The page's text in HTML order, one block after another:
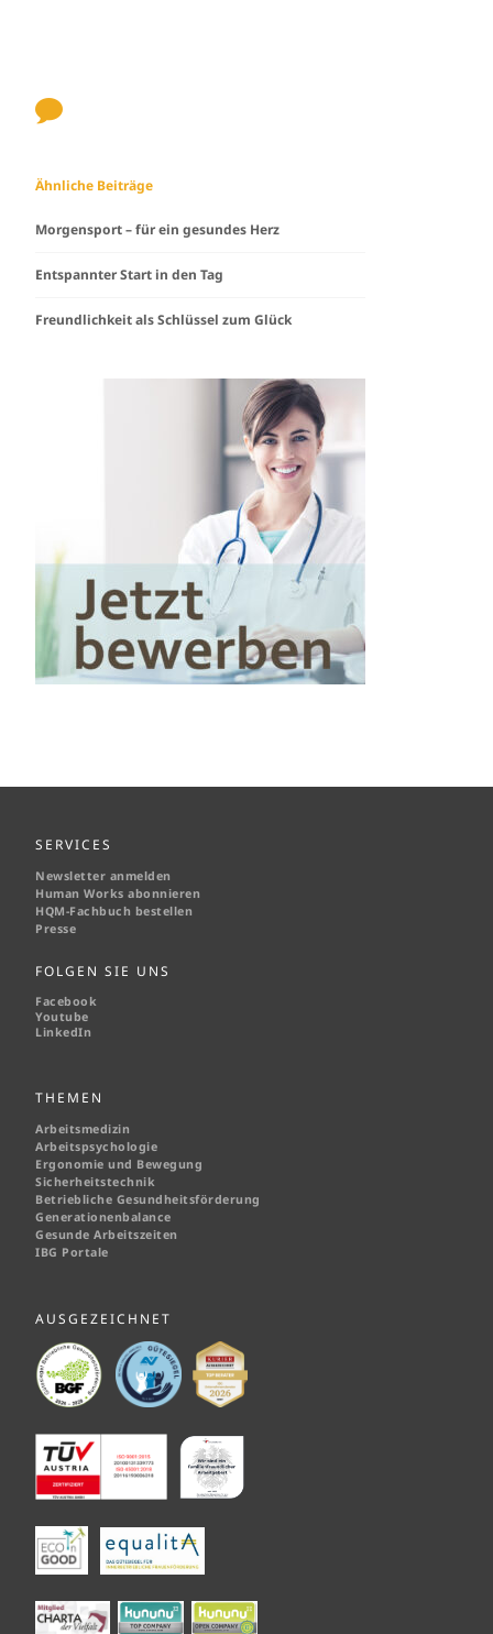
Ähnliche Beiträge
Morgensport – für ein gesundes Herz
Entspannter Start in den Tag
Freundlichkeit als Schlüssel zum Glück
SERVICES
Newsletter anmelden
Human Works abonnieren
HQM-Fachbuch bestellen
Presse
FOLGEN SIE UNS
Facebook
Youtube
LinkedIn
THEMEN
Arbeitsmedizin
Arbeitspsychologie
Ergonomie und Bewegung
Sicherheitstechnik
Betriebliche Gesundheitsförderung
Generationenbalance
Gesunde Arbeitszeiten
IBG Portale
AUSGEZEICHNET